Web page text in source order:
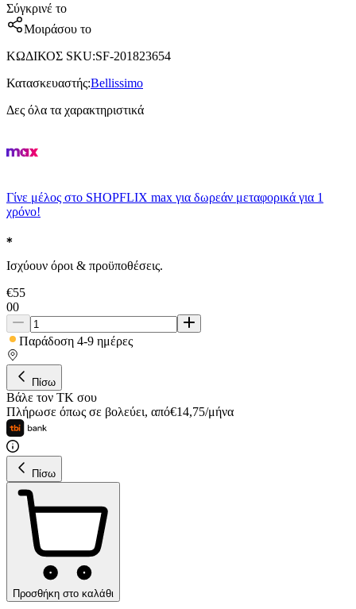
Σύγκρινέ το
Μοιράσου το
ΚΩΔΙΚΟΣ SKU:SF-201823654
Κατασκευαστής:Bellissimo
Δες όλα τα χαρακτηριστικά
Γίνε μέλος στο SHOPFLIX max για δωρεάν μεταφορικά για 1
χρόνο!
Ισχύουν όροι & προϋποθέσεις.
€55
00
Παράδοση 4-9 ημέρες
Πίσω
Βάλε τον ΤΚ σου
Πλήρωσε όπως σε βολεύει, από€14,75/μήνα
Πίσω
Προσθήκη στο καλάθι